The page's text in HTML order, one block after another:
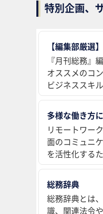
特別企画、
【編集部厳選
『月刊総務』
オススメのコ
ビジネススキ
多様な働き方
リモートワー
面のコミュニ
を活性化する
総務辞典
総務辞典とは
識、関連法令